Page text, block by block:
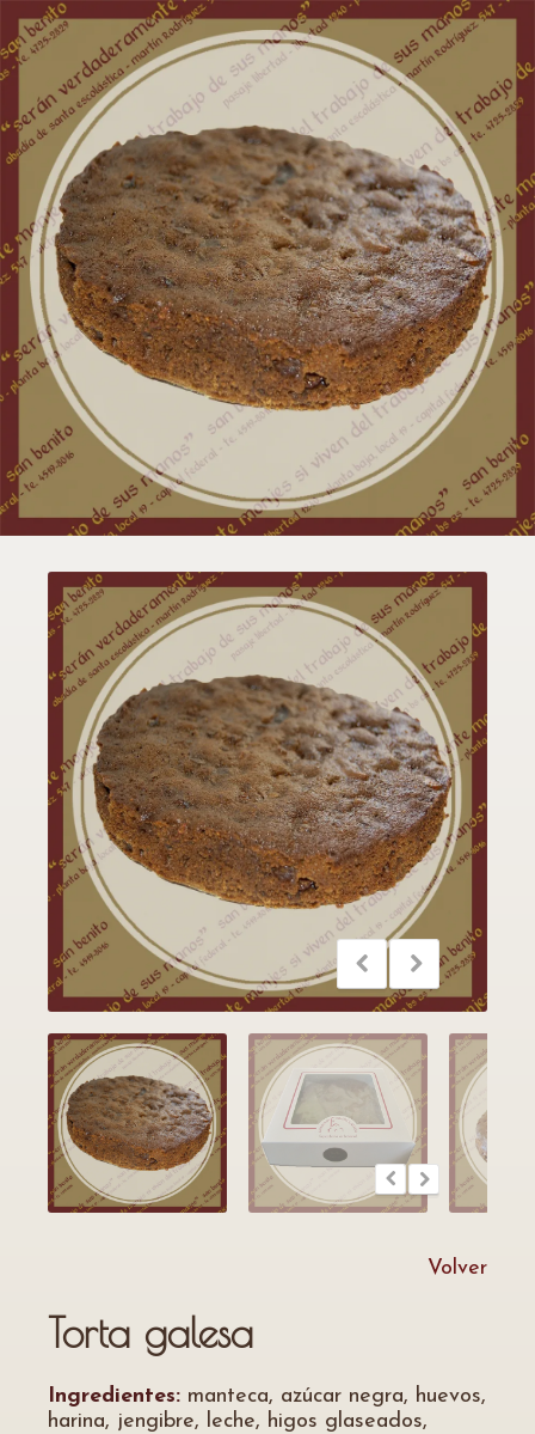
Volver
Torta galesa
Ingredientes: manteca, azúcar negra, huevos,
harina, jengibre, leche, higos glaseados,